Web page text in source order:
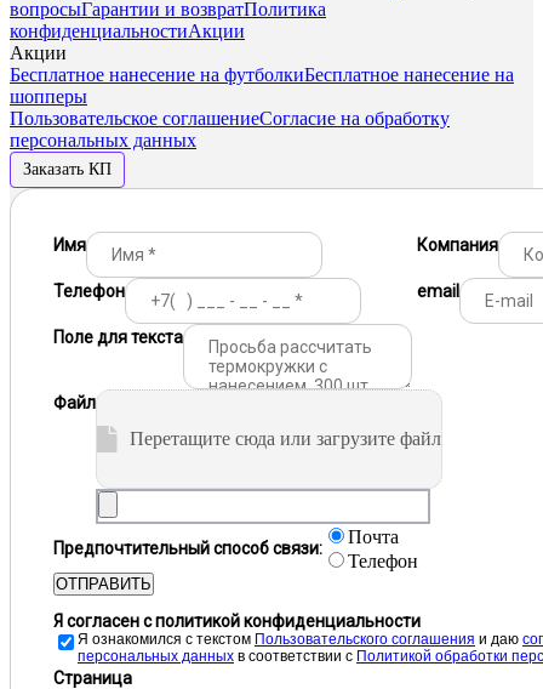
вопросыГарантии и возвратПолитика
конфиденциальностиАкции
Акции
Бесплатное нанесение на футболкиБесплатное нанесение на
шопперы
Пользовательское соглашениеСогласие на обработку
персональных данных
Заказать КП
Имя Компания
Телефон email
Поле для текста
Файл
Перетащите сюда или загрузите файл
Предпочтительный способ связи:
Почта
Телефон
ОТПРАВИТЬ
Я согласен с политикой конфиденциальности
Я ознакомился с текстом Пользовательского соглашения и даю
персональных данных в соответствии с Политикой обработки
Страница